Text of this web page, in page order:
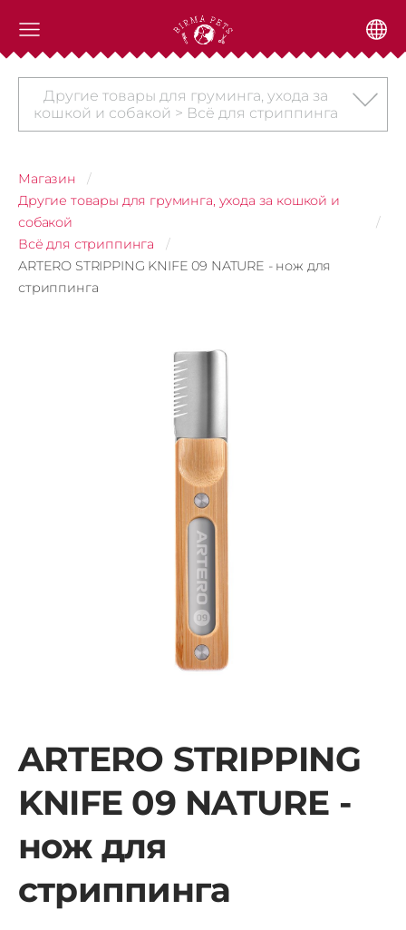
Другие товары для груминга, ухода за
кошкой и собакой > Всё для стриппинга
Магазин
Другие товары для груминга, ухода за кошкой и
собакой
Всё для стриппинга
ARTERO STRIPPING KNIFE 09 NATURE - нож для
стриппинга
ARTERO STRIPPING
KNIFE 09 NATURE -
нож для
стриппинга